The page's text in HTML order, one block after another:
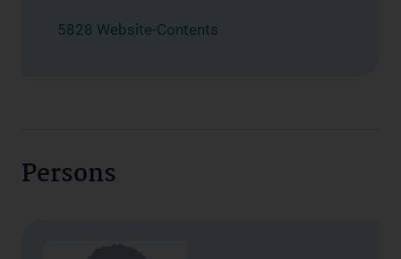
5828 Website-Contents
Persons